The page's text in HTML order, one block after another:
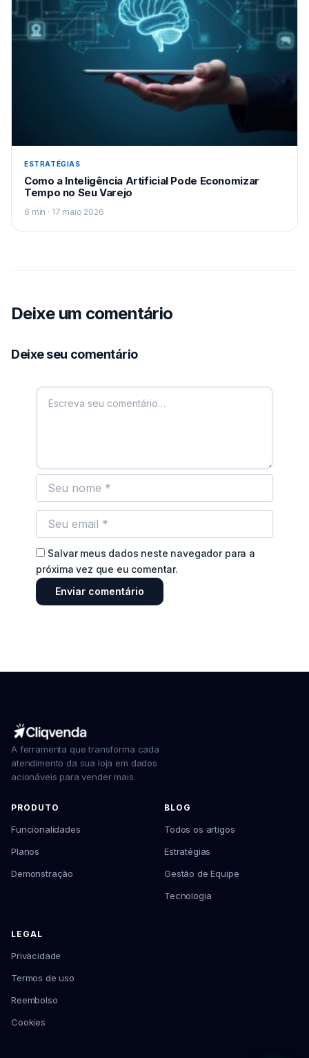
ESTRATÉGIAS
Como a Inteligência Artificial Pode Economizar
Tempo no Seu Varejo
6 min · 17 maio 2026
Deixe um comentário
Deixe seu comentário
Salvar meus dados neste navegador para a
próxima vez que eu comentar.
A ferramenta que transforma cada
atendimento da sua loja em dados
acionáveis para vender mais.
PRODUTO
Funcionalidades
Planos
Demonstração
BLOG
Todos os artigos
Estratégias
Gestão de Equipe
Tecnologia
LEGAL
Privacidade
Termos de uso
Reembolso
Cookies